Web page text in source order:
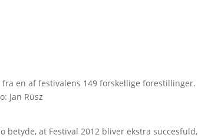
en af festivalens 149 forskellige forestillinger.
Jan Rüsz
betyde, at Festival 2012 bliver ekstra succesfuld,